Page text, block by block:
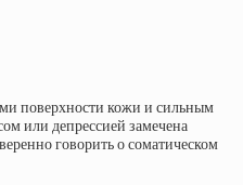
поверхности кожи и сильным
или депрессией замечена
говорить о соматическом